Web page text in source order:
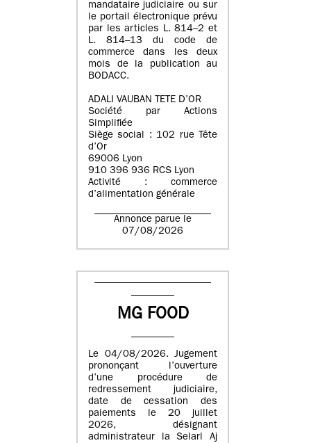
mandataire judiciaire ou sur
le portail électronique prévu
par les articles L. 814–2 et
L. 814–13 du code de
commerce dans les deux
mois de la publication au
BODACC.
ADALI VAUBAN TETE D’OR
Société par Actions
Simplifiée
Siège social : 102 rue Tête
d’Or
69006 Lyon
910 396 936 RCS Lyon
Activité : commerce
d’alimentation générale
Annonce parue le
07/08/2026
MG FOOD
Le 04/08/2026. Jugement
prononçant l’ouverture
d’une procédure de
redressement judiciaire,
date de cessation des
paiements le 20 juillet
2026, désignant
administrateur la Selarl Aj